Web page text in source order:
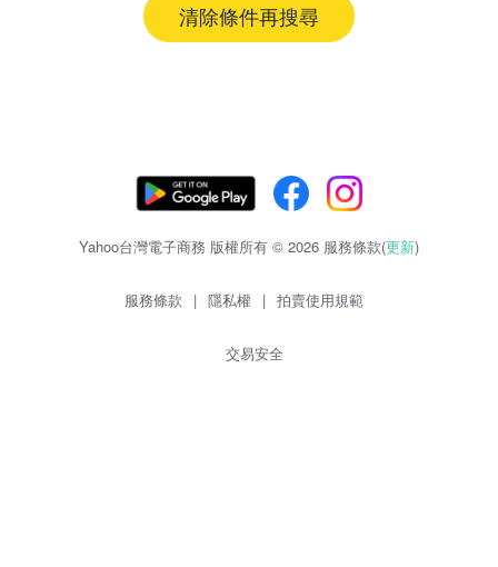
清除條件再搜尋
Yahoo台灣電子商務 版權所有 © 2026 服務條款(更新)
服務條款 | 隱私權 | 拍賣使用規範
交易安全